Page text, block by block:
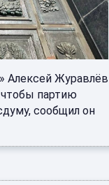
Алексей Журавлёв
партию
сообщил он